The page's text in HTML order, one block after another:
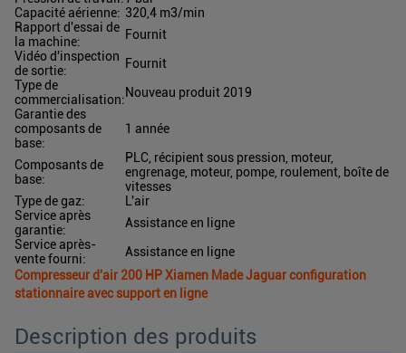
Capacité aérienne: 320,4 m3/min
Rapport d'essai de
la machine:
Fournit
Vidéo d'inspection
de sortie:
Fournit
Type de
commercialisation:Nouveau produit 2019
Garantie des
composants de
base:
1 année
Composants de
base:
PLC, récipient sous pression, moteur,
engrenage, moteur, pompe, roulement, boîte de
vitesses
Type de gaz:
L'air
Service après
garantie:
Assistance en ligne
Service après-
vente fourni:
Assistance en ligne
Compresseur d'air 200 HP Xiamen Made Jaguar configuration
stationnaire avec support en ligne
Description des produits